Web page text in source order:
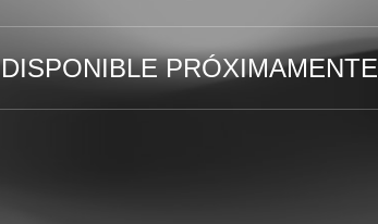
DISPONIBLE PRÓXIMAMENTE